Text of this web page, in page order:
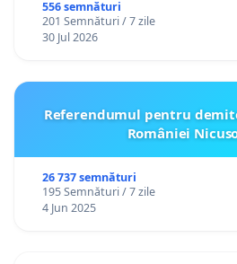
556 semnături
201 Semnături / 7 zile
30 Jul 2026
Referendumul pentru
României
26 737 semnături
195 Semnături / 7 zile
4 Jun 2025